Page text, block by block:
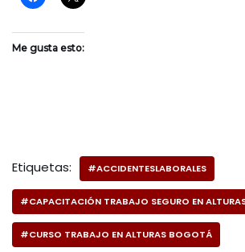
Me gusta esto:
Etiquetas: #ACCIDENTESLABORALES
#CAPACITACIÓN TRABAJO SEGURO EN
#CURSO TRABAJO EN ALTURAS BOGOTÁ